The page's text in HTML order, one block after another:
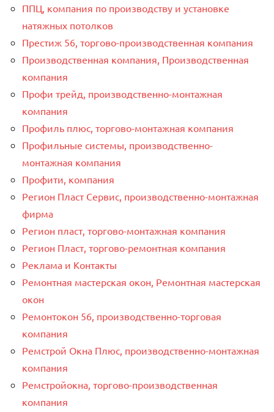
ППЦ, компания по производству и установке
натяжных потолков
Престиж 56, торгово-производственная компания
Производственная компания, Производственная
компания
Профи трейд, производственно-монтажная
компания
Профиль плюс, торгово-монтажная компания
Профильные системы, производственно-
монтажная компания
Профити, компания
Регион Пласт Сервис, производственно-монтажная
фирма
Регион пласт, торгово-монтажная компания
Регион Пласт, торгово-ремонтная компания
Реклама и Контакты
Ремонтная мастерская окон, Ремонтная мастерская
окон
Ремонтокон 56, производственно-торговая
компания
Ремстрой Окна Плюс, производственно-монтажная
компания
Ремстройокна, торгово-производственная
компания